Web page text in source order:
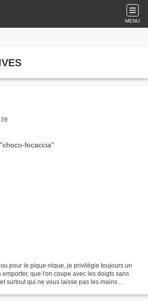
MENU
pour le pique-nique, je privilégie toujours un
que l'on coupe avec les doigts sans
surtout qui ne vous laisse pas les mains